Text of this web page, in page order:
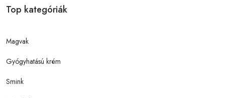
Top kategóriák
Magvak
Gyógyhatású krém
Smink